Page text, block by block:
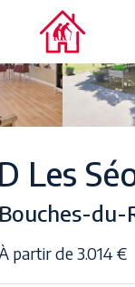
Les
du-
partir de 3.014 €